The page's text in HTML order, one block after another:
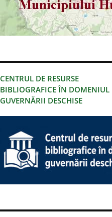
CENTRUL DE RESURSE
BIBLIOGRAFICE ÎN DOMENIUL
GUVERNĂRII DESCHISE